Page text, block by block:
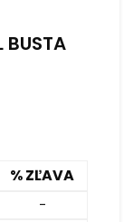
BUSTA
% ZĽAVA
-